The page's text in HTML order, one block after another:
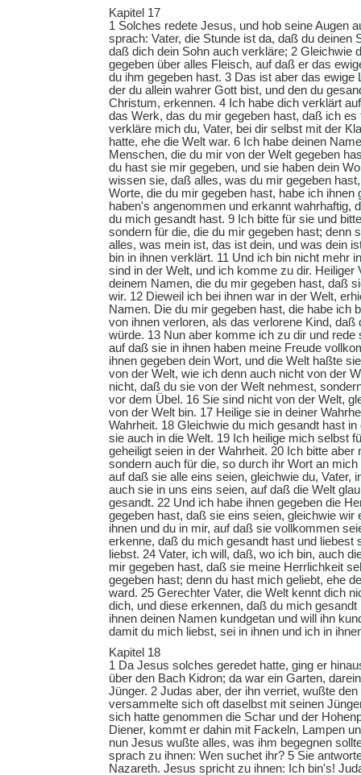
Kapitel 17
1 Solches redete Jesus, und hob seine Augen
sprach: Vater, die Stunde ist da, daß du deinen
daß dich dein Sohn auch verkläre; 2 Gleichwie
gegeben über alles Fleisch, auf daß er das
du ihm gegeben hast. 3 Das ist aber das ewige
der du allein wahrer Gott bist, und den du
Christum, erkennen. 4 Ich habe dich verklärt
das Werk, das du mir gegeben hast, daß ich es
verkläre mich du, Vater, bei dir selbst mit der
hatte, ehe die Welt war. 6 Ich habe deinen
Menschen, die du mir von der Welt gegeben
du hast sie mir gegeben, und sie haben dein
wissen sie, daß alles, was du mir gegeben
Worte, die du mir gegeben hast, habe ich ihnen
haben's angenommen und erkannt wahrhaftig,
du mich gesandt hast. 9 Ich bitte für sie und
sondern für die, die du mir gegeben hast; denn
alles, was mein ist, das ist dein, und was dein
bin in ihnen verklärt. 11 Und ich bin nicht mehr
sind in der Welt, und ich komme zu dir. Heiliger
deinem Namen, die du mir gegeben hast, daß
wir. 12 Dieweil ich bei ihnen war in der Welt,
Namen. Die du mir gegeben hast, die habe ich
von ihnen verloren, als das verlorene Kind, daß
würde. 13 Nun aber komme ich zu dir und rede
auf daß sie in ihnen haben meine Freude
ihnen gegeben dein Wort, und die Welt haßte
von der Welt, wie ich denn auch nicht von der
nicht, daß du sie von der Welt nehmest,
vor dem Übel. 16 Sie sind nicht von der Welt,
von der Welt bin. 17 Heilige sie in deiner
Wahrheit. 18 Gleichwie du mich gesandt hast
sie auch in die Welt. 19 Ich heilige mich selbst
geheiligt seien in der Wahrheit. 20 Ich bitte aber
sondern auch für die, so durch ihr Wort an
auf daß sie alle eins seien, gleichwie du, Vater,
auch sie in uns eins seien, auf daß die Welt
gesandt. 22 Und ich habe ihnen gegeben die
gegeben hast, daß sie eins seien, gleichwie wir
ihnen und du in mir, auf daß sie vollkommen
erkenne, daß du mich gesandt hast und liebest
liebst. 24 Vater, ich will, daß, wo ich bin, auch
mir gegeben hast, daß sie meine Herrlichkeit
gegeben hast; denn du hast mich geliebt, ehe
ward. 25 Gerechter Vater, die Welt kennt dich
dich, und diese erkennen, daß du mich
ihnen deinen Namen kundgetan und will ihn
damit du mich liebst, sei in ihnen und ich in
Kapitel 18
1 Da Jesus solches geredet hatte, ging er
über den Bach Kidron; da war ein Garten,
Jünger. 2 Judas aber, der ihn verriet, wußte
versammelte sich oft daselbst mit seinen
sich hatte genommen die Schar und der
Diener, kommt er dahin mit Fackeln, Lampen
nun Jesus wußte alles, was ihm begegnen
sprach zu ihnen: Wen suchet ihr? 5 Sie
Nazareth. Jesus spricht zu ihnen: Ich bin's!